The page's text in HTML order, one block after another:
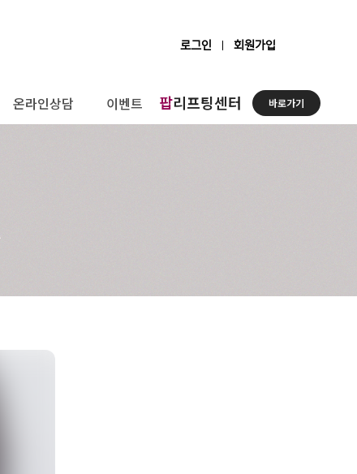
로그인 회원가입
온라인상담 이벤트 팝리프팅센터 바로가기